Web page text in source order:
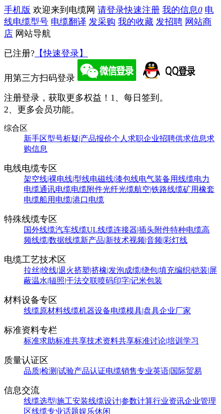
手机版 欢迎来到电缆网 请登录快速注册 我的信息0 电
线电缆型号 电缆翻译 发采购 我的收藏 发招聘 网站商
店 网站导航
已注册? 【快速登录】
用第三方扫码登录
注册登录，获取更多权益！ 1、每日签到。
2、更多会员功能。
综合区
新手区型号析疑|产品报价个人求职企业招聘供求信息求
购信息
电线电缆专区
架空线|裸电线|型线电磁线|漆包线电气装备用线缆电力
电缆通讯电缆电缆附件光纤光缆航空|铁路线缆矿用橡套
电缆船用电缆|港口电缆
特殊线缆专区
国外线缆汽车线缆UL线缆连接器|插头附件特种电缆高
频线缆|数据线缆新产品|新技术视频|音频|彩灯线
电缆工艺技术区
拉丝|绞线|退火挤塑|挤橡|发泡成缆|绕包|填充编织|铠装|屏
蔽温水|辐照|干法交联喷码印字|记米包装
材料设备专区
线缆原材料线缆机器设备电缆模具|盘具企业厂家
标准资料专栏
标准求助标准共享技术资料共享标准讨论|培训学习
质量认证区
品质|检测|试验产品认证电缆销售专业英语|国际贸易
信息交流
线缆选型|施工安装线缆设计|参数计算行业资讯企业管理
区线缆专业话题娱乐休闲